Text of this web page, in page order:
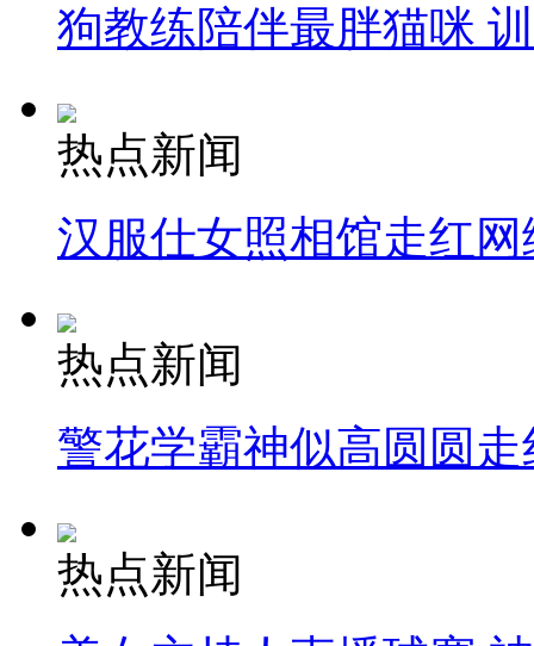
狗教练陪伴最胖猫咪
热点新闻
汉服仕女照相馆走红网
热点新闻
警花学霸神似高圆圆走
热点新闻